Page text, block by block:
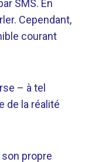
SMS. En
Cependant,
courant
– à tel
de la réalité
propre